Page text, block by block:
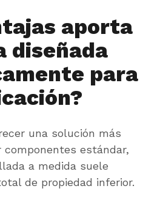
aporta
diseñada
para
una solución más
estándar,
a medida suele
de propiedad inferior.